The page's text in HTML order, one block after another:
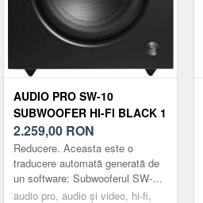
AUDIO PRO SW-10
SUBWOOFER HI-FI BLACK 1
BUC
2.259,00 RON
Reducere. Aceasta este o
traducere automată generată de
un software: Subwooferul SW-10
adaugă o altă dimensiune tuturor
audio pro, audio și video, hi-fi,